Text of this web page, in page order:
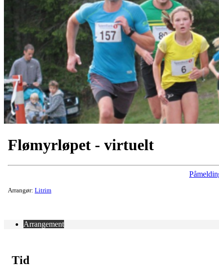
Flømyrløpet - virtuelt
Arrangør: Litrim
Arrangement
Tid